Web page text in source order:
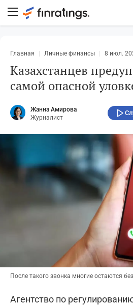
Главная Личные финансы 8 июл.
Казахстанцев
самой опасной
Жанна Амирова
Журналист
После такого звонка многие остаются
Агентство по